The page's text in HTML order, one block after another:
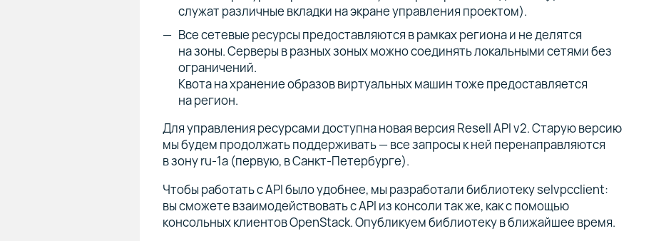
служат различные вкладки на экране управления проектом).
Все сетевые ресурсы предоставляются в рамках региона и не делятся
на зоны. Серверы в разных зоных можно соединять локальными сетями без
ограничений.
Квота на хранение образов виртуальных машин тоже предоставляется
на регион.
Для управления ресурсами доступна новая версия Resell API v2. Старую версию
мы будем продолжать поддерживать — все запросы к ней перенаправляются
в зону ru-1a (первую, в Санкт-Петербурге).
Чтобы работать с API было удобнее, мы разработали библиотеку selvpcclient:
вы сможете взаимодействовать с API из консоли так же, как с помощью
консольных клиентов OpenStack. Опубликуем библиотеку в ближайшее время.